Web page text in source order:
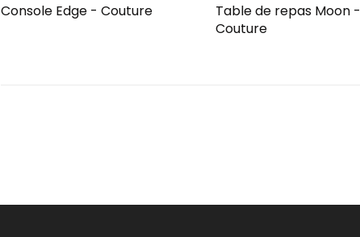
Console Edge - Couture
Table de repas Moon -
Couture